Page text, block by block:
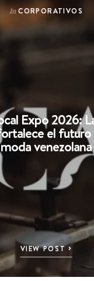
In CORPORATIVOS
Expo 2026:
el futuro
moda venezolana
VIEW POST